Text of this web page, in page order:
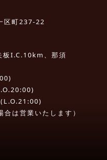
区町237-22
板I.C.10km、那須
は営業いたします）